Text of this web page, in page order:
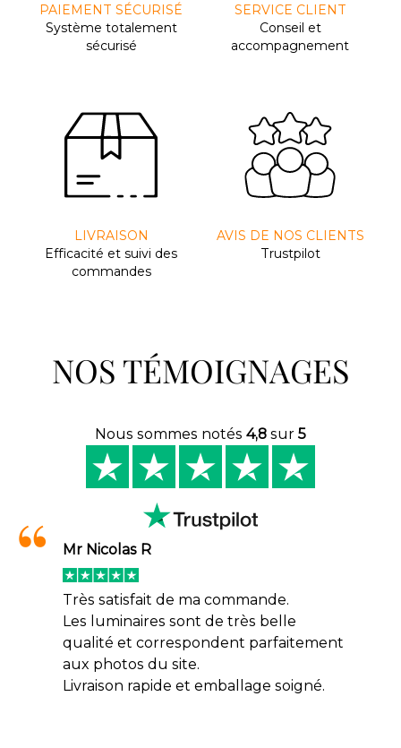
PAIEMENT SÉCURISÉ
Système totalement
sécurisé
SERVICE CLIENT
Conseil et
accompagnement
LIVRAISON
Efﬁcacité et suivi des
commandes
AVIS DE NOS CLIENTS
Trustpilot
NOS TÉMOIGNAGES
Nous sommes notés 4,8 sur 5
Mr Nicolas R
Très satisfait de ma commande.
Les luminaires sont de très belle
qualité et correspondent parfaitement
aux photos du site.
Livraison rapide et emballage soigné.